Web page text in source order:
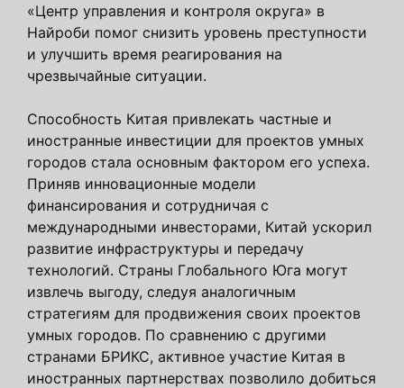
«Центр управления и контроля округа» в
Найроби помог снизить уровень преступности
и улучшить время реагирования на
чрезвычайные ситуации.
Способность Китая привлекать частные и
иностранные инвестиции для проектов умных
городов стала основным фактором его успеха.
Приняв инновационные модели
финансирования и сотрудничая с
международными инвесторами, Китай ускорил
развитие инфраструктуры и передачу
технологий. Страны Глобального Юга могут
извлечь выгоду, следуя аналогичным
стратегиям для продвижения своих проектов
умных городов. По сравнению с другими
странами БРИКС, активное участие Китая в
иностранных партнерствах позволило добиться